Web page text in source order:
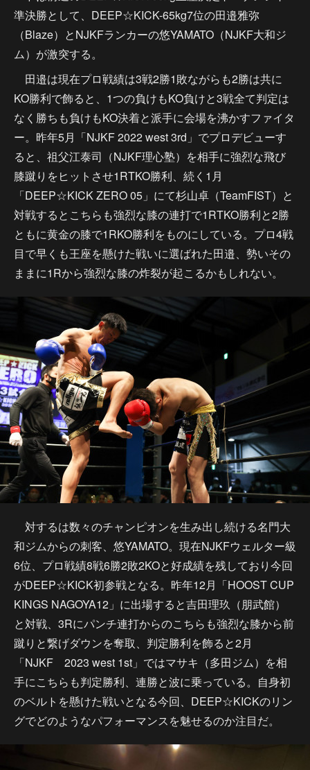
準決勝として、DEEP☆KICK-65kg7位の田邉雅弥
（Blaze）とNJKFランカーの悠YAMATO（NJKF大和ジ
ム）が激突する。
田邉は現在プロ戦績は3戦2勝1敗ながらも2勝は共に
KO勝利で飾ると、1つの負けもKO負けと3戦全て判定は
なく勝ちも負けもKO決着と派手に会場を沸かすファイタ
ー。昨年5月「NJKF 2022 west 3rd」でプロデビューす
ると、祖父江泰司（NJKF理心塾）を相手に強烈な飛び
膝蹴りをヒットさせ1RTKO勝利、続く1月
「DEEP☆KICK ZERO 05」にて杉山卓（TeamFIST）と
対戦するとこちらも強烈な膝の連打で1RTKO勝利と2勝
ともに黄金の膝で1RKO勝利をものにしている。プロ4戦
目で早くも王座を懸けた戦いに選ばれた田邉、勢いその
ままに1Rから強烈な膝の炸裂が起こるかもしれない。
対するは数々のチャンピオンを生み出し続ける名門大
和ジムからの刺客、悠YAMATO。現在NJKFウェルター級
6位、プロ戦績8戦6勝2敗2KOと好成績を残しており今回
がDEEP☆KICK初参戦となる。昨年12月「HOOST CUP
KINGS NAGOYA12」に出場すると吉田理玖（朋武館）
と対戦、3Rにパンチ連打からのこちらも強烈な膝から前
蹴りと繋げダウンを奪取、判定勝利を飾ると2月
「NJKF 2023 west 1st」ではマサキ（多田ジム）を相
手にこちらも判定勝利、連勝と波に乗っている。自身初
のベルトを懸けた戦いとなる今回、DEEP☆KICKのリン
グでどのようなパフォーマンスを魅せるのか注目だ。